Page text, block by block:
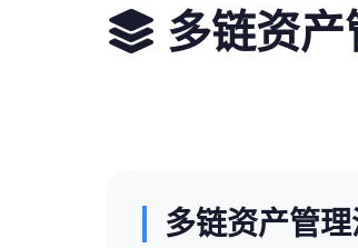
多链资产
多链资产管